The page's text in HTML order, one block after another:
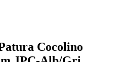
Cocolino